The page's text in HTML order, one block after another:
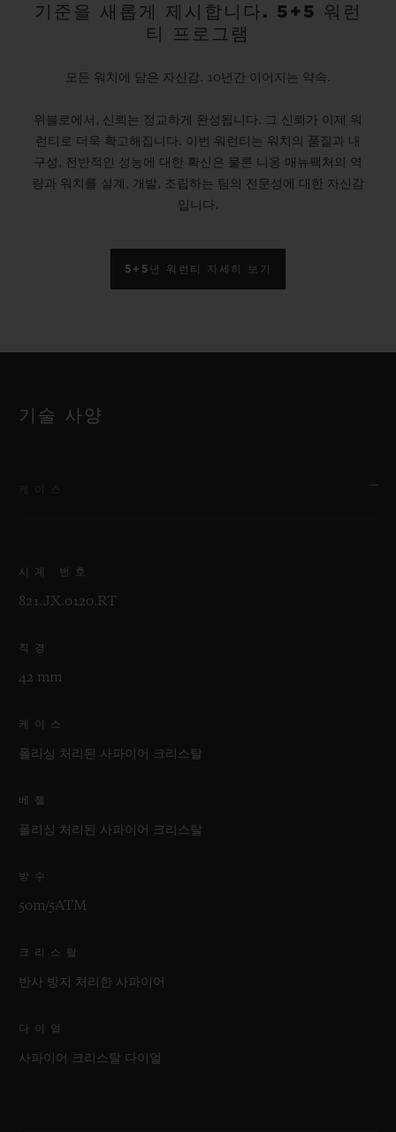
기준을 새롭게 제시합니다. 5+5 워런
티 프로그램
모든 워치에 담은 자신감. 10년간 이어지는 약속.
위블로에서, 신뢰는 정교하게 완성됩니다. 그 신뢰가 이제 워
런티로 더욱 확고해집니다. 이번 워런티는 워치의 품질과 내
구성, 전반적인 성능에 대한 확신은 물론 니옹 매뉴팩처의 역
량과 워치를 설계, 개발, 조립하는 팀의 전문성에 대한 자신감
입니다.
5+5년 워런티 자세히 보기
기술 사양
시계 번호
821.JX.0120.RT
직경
42 mm
케이스
폴리싱 처리된 사파이어 크리스탈
베젤
폴리싱 처리된 사파이어 크리스탈
방수
50m/5ATM
크리스탈
반사 방지 처리한 사파이어
다이얼
사파이어 크리스탈 다이얼